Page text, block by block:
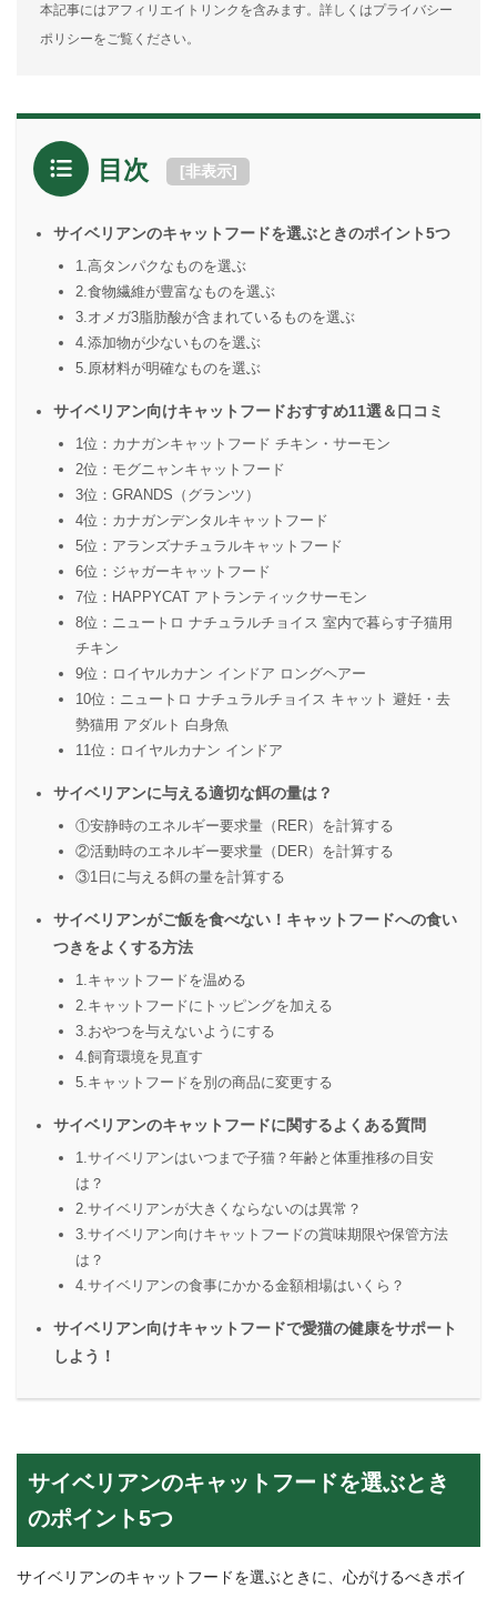
本記事にはアフィリエイトリンクを含みます。詳しくはプライバシー
ポリシーをご覧ください。
目次 [非表示]
サイベリアンのキャットフードを選ぶときのポイント5つ
1.高タンパクなものを選ぶ
2.食物繊維が豊富なものを選ぶ
3.オメガ3脂肪酸が含まれているものを選ぶ
4.添加物が少ないものを選ぶ
5.原材料が明確なものを選ぶ
サイベリアン向けキャットフードおすすめ11選＆口コミ
1位：カナガンキャットフード チキン・サーモン
2位：モグニャンキャットフード
3位：GRANDS（グランツ）
4位：カナガンデンタルキャットフード
5位：アランズナチュラルキャットフード
6位：ジャガーキャットフード
7位：HAPPYCAT アトランティックサーモン
8位：ニュートロ ナチュラルチョイス 室内で暮らす子猫用
チキン
9位：ロイヤルカナン インドア ロングヘアー
10位：ニュートロ ナチュラルチョイス キャット 避妊・去
勢猫用 アダルト 白身魚
11位：ロイヤルカナン インドア
サイベリアンに与える適切な餌の量は？
①安静時のエネルギー要求量（RER）を計算する
②活動時のエネルギー要求量（DER）を計算する
③1日に与える餌の量を計算する
サイベリアンがご飯を食べない！キャットフードへの食い
つきをよくする方法
1.キャットフードを温める
2.キャットフードにトッピングを加える
3.おやつを与えないようにする
4.飼育環境を見直す
5.キャットフードを別の商品に変更する
サイベリアンのキャットフードに関するよくある質問
1.サイベリアンはいつまで子猫？年齢と体重推移の目安
は？
2.サイベリアンが大きくならないのは異常？
3.サイベリアン向けキャットフードの賞味期限や保管方法
は？
4.サイベリアンの食事にかかる金額相場はいくら？
サイベリアン向けキャットフードで愛猫の健康をサポート
しよう！
サイベリアンのキャットフードを選ぶとき
のポイント5つ
サイベリアンのキャットフードを選ぶときに、心がけるべきポイ